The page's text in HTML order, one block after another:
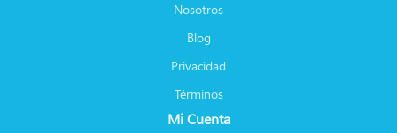
Nosotros
Blog
Privacidad
Términos
Mi Cuenta